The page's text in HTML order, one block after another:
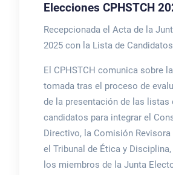
Elecciones CPHSTCH
Recepcionada el Acta de la
2025 con la Lista de Candidatos
El CPHSTCH comunica sobre
tomada tras el proceso de
de la presentación de las listas
candidatos para integrar el
Directivo, la Comisión Revisora
el Tribunal de Ética y
los miembros de la Junta